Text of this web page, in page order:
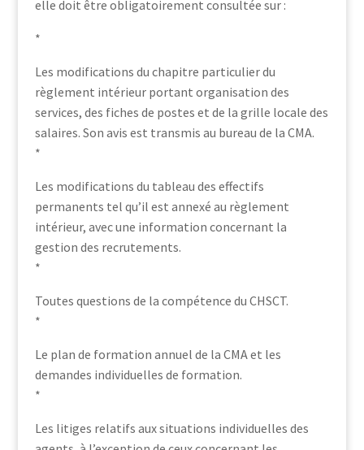
elle doit être obligatoirement consultée sur :
*
Les modifications du chapitre particulier du
règlement intérieur portant organisation des
services, des fiches de postes et de la grille locale des
salaires. Son avis est transmis au bureau de la CMA.
*
Les modifications du tableau des effectifs
permanents tel qu’il est annexé au règlement
intérieur, avec une information concernant la
gestion des recrutements.
*
Toutes questions de la compétence du CHSCT.
*
Le plan de formation annuel de la CMA et les
demandes individuelles de formation.
*
Les litiges relatifs aux situations individuelles des